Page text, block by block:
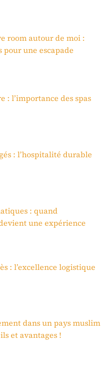
room autour de moi :
pour une escapade
: l’importance des spas
: l’hospitalité durable
: quand
une expérience
: l’excellence logistique
dans un pays muslim
et avantages !